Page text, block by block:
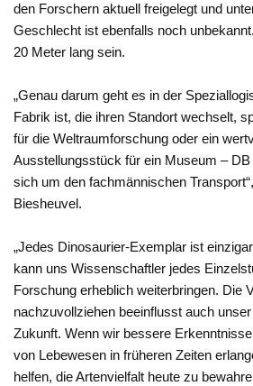
den Forschern aktuell freigelegt und
Geschlecht ist ebenfalls noch
20 Meter lang sein.
„Genau darum geht es in der
Fabrik ist, die ihren Standort wechselt,
für die Weltraumforschung oder ein
Ausstellungsstück für ein Museum –
sich um den fachmännischen
Biesheuvel.
„Jedes Dinosaurier-Exemplar ist
kann uns Wissenschaftler jedes
Forschung erheblich weiterbringen. Die
nachzuvollziehen beeinflusst auch
Zukunft. Wenn wir bessere
von Lebewesen in früheren Zeiten
helfen, die Artenvielfalt heute zu